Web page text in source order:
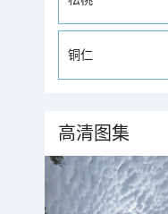
铜仁
高清图集